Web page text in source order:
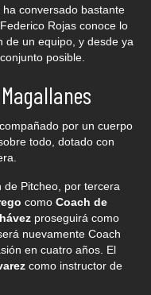
conversado bastante
Rojas conoce lo
de un equipo, y desde ya
posible.
por un cuerpo
todo, dotado con
de Pitcheo, por tercera
como Coach de
proseguirá como
nuevamente Coach
en cuatro años. El
como instructor de